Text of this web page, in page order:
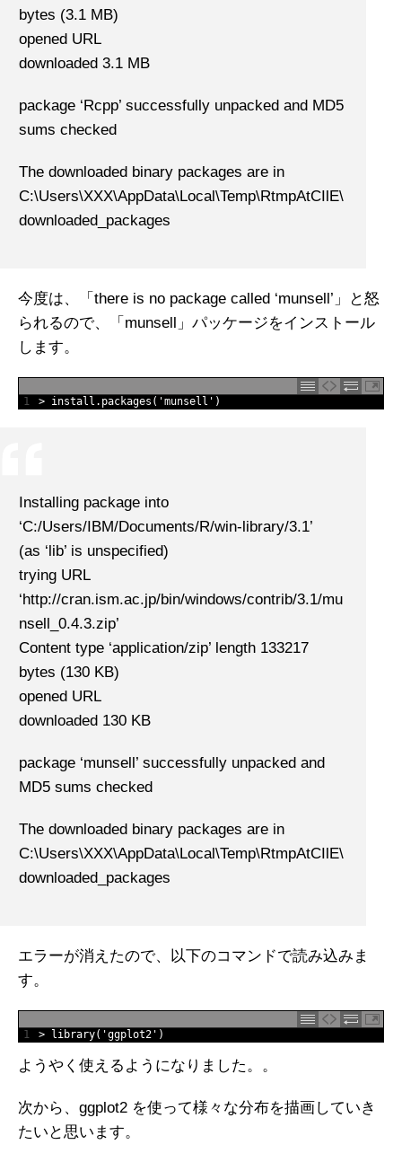
bytes (3.1 MB)
opened URL
downloaded 3.1 MB
package ‘Rcpp’ successfully unpacked and MD5
sums checked
The downloaded binary packages are in
C:\Users\XXX\AppData\Local\Temp\RtmpAtCIlE\
downloaded_packages
今度は、「there is no package called ‘munsell’」と怒
られるので、「munsell」パッケージをインストール
します。
1 > install . packages ( 'munsell' )
Installing package into
‘C:/Users/IBM/Documents/R/win-library/3.1’
(as ‘lib’ is unspecified)
trying URL
‘http://cran.ism.ac.jp/bin/windows/contrib/3.1/mu
nsell_0.4.3.zip’
Content type ‘application/zip’ length 133217
bytes (130 KB)
opened URL
downloaded 130 KB
package ‘munsell’ successfully unpacked and
MD5 sums checked
The downloaded binary packages are in
C:\Users\XXX\AppData\Local\Temp\RtmpAtCIlE\
downloaded_packages
エラーが消えたので、以下のコマンドで読み込みま
す。
1 > library( 'ggplot2' )
ようやく使えるようになりました。。
次から、ggplot2 を使って様々な分布を描画していき
たいと思います。